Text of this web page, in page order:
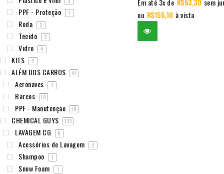
Em até 3x de R$53,30 sem
ou R$155,10 à vista
PPF - Proteção 1
Roda 2
Tecido 2
Vidro 4
KITS 2
ALÉM DOS CARROS 41
Aeronaves 1
Barcos 10
PPF - Manutenção 10
CHEMICAL GUYS 123
LAVAGEM CG 8
Acessórios de Lavagem 2
Shampoo 1
Snow Foam 1